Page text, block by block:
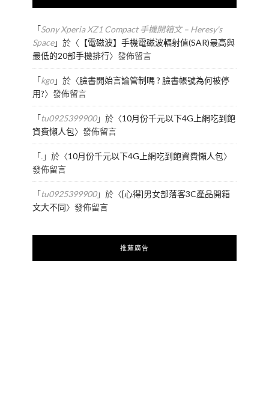
「Sony Xperia XZ1 Compact 手機開箱文 – Heresy's
Space」於〈 【電磁波】手機電磁波輻射值(SAR)最高與
最低的20部手機排行〉發佈留言
「kgo」於〈臉書開始言論管制嗎 ? 臉書帳號為何被停
用?〉發佈留言
「tu0925399900」於〈10月份千元以下4G上網吃到飽
資費懶人包〉發佈留言
「.」於〈10月份千元以下4G上網吃到飽資費懶人包〉
發佈留言
「tu0925399900」於〈[心得]男女部落客3C產品開箱
文大不同〉發佈留言
推薦廣告